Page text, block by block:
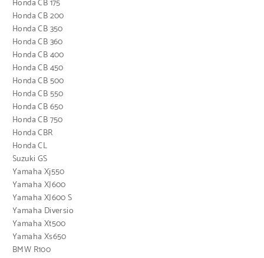
Honda CB 175
Honda CB 200
Honda CB 350
Honda CB 360
Honda CB 400
Honda CB 450
Honda CB 500
Honda CB 550
Honda CB 650
Honda CB 750
Honda CBR
Honda CL
Suzuki GS
Yamaha Xj550
Yamaha XJ600
Yamaha XJ600 S
Yamaha Diversio
Yamaha Xt500
Yamaha Xs650
BMW R100